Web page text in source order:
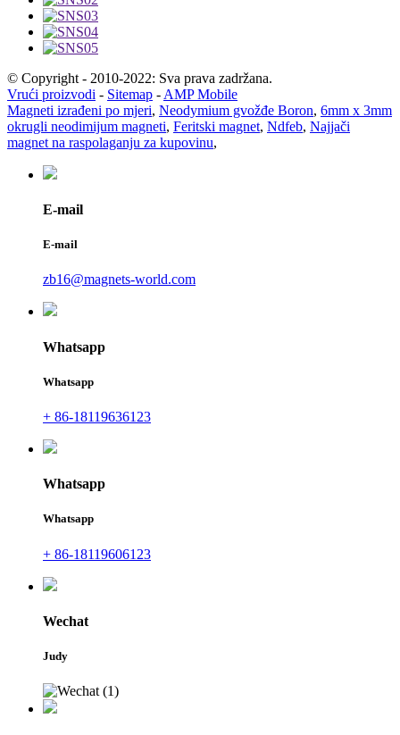
© Copyright - 2010-2022: Sva prava zadržana.
Vrući proizvodi - Sitemap - AMP Mobile
Magneti izrađeni po mjeri, Neodymium gvožđe Boron, 6mm x 3mm
okrugli neodimijum magneti, Feritski magnet, Ndfeb, Najjači
magnet na raspolaganju za kupovinu,
E-mail
E-mail
zb16@magnets-world.com
Whatsapp
Whatsapp
+ 86-18119636123
Whatsapp
Whatsapp
+ 86-18119606123
Wechat
Judy